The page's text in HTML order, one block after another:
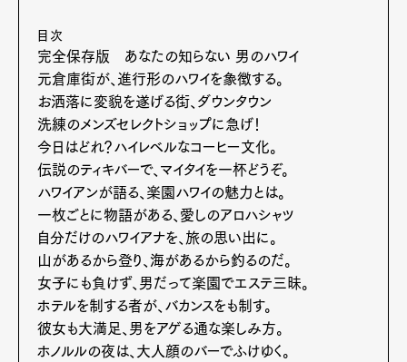
目次
完全保存版 あなたの知らない 男のハワイ
元倉庫街が、進行形のハワイを象徴する。
お洒落に変貌を遂げる街、ダウンタウン
洗練のメンズセレクトショップに急げ！
今日はどれ？ハイレベルなコーヒー文化。
伝説のティキバーで、マイタイを一杯どうぞ。
ハワイアンが語る、楽園ハワイの魅力とは。
一枚ごとに物語がある、愛しのアロハシャツ
自分だけのハワイアナを、旅の思い出に。
山があるから登り、海があるから釣るのだ。
女子にも負けず、男だって楽園でエステ三昧。
ホテルを制する者が、バカンスをも制す。
彼女も大満足、男をアゲる通な楽しみ方。
ホノルルの夜は、大人顔のバーでふけゆく。